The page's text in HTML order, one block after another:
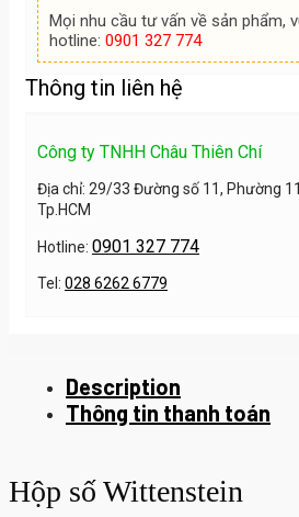
Mọi nhu cầu tư vấn về sản phẩm,
hotline: 0901 327 774
Thông tin liên hệ
Công ty TNHH Châu Thiên Chí
Địa chỉ: 29/33 Đường số 11, Phường
Tp.HCM
Hotline: 0901 327 774
Tel: 028 6262 6779
Description
Thông tin thanh toán
Hộp số Wittenstein